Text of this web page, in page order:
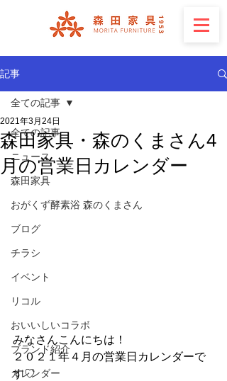
記事
全ての記事
ニュース
森田家具
おがくず酵素浴 森のくまさん
ブログ
チラシ
イベント
リコル
おいいしいコラボ
ブランド紹介
カレンダー
全ての記事
森田家具・森のくまさん4
月の営業日カレンダー
2021年3月24日
みなさんこんにちは！
２０２１年４月の営業日カレンダーで
す♡